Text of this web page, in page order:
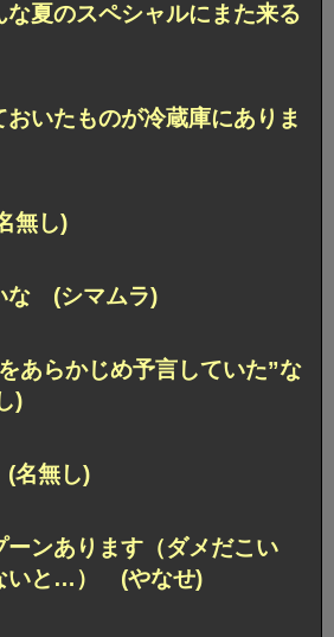
な夏のスペシャルにまた来る
いたものが冷蔵庫にありま
無し)
な (シマムラ)
あらかじめ予言していた”な
)
名無し)
ーンあります（ダメだこい
いと…） (やなせ)